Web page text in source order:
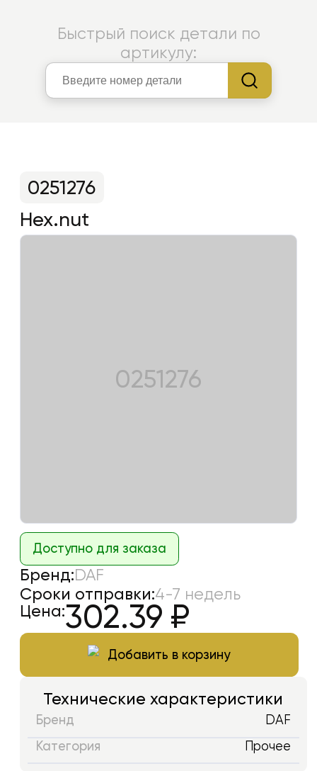
Быстрый поиск детали по
артикулу:
Hex.nut
0251276
0251276
Доступно для заказа
Бренд:DAF
Сроки отправки:4-7 недель
Цена:302.39 ₽
Добавить в корзину
Технические характеристики
Бренд DAF
Категория Прочее